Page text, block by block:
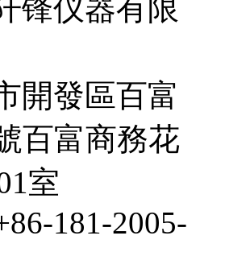
锋仪器有限
開發區百富
百富商務花
室
181-2005-